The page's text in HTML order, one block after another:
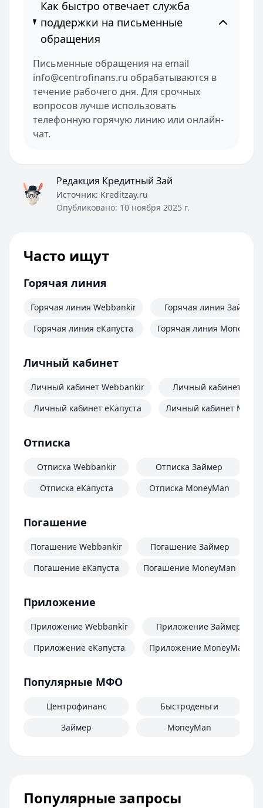
Как быстро отвечает служба
поддержки на письменные
обращения
Письменные обращения на email
info@centrofinans.ru обрабатываются в
течение рабочего дня. Для срочных
вопросов лучше использовать
телефонную горячую линию или онлайн-
чат.
Редакция Кредитный Зай
Источник: Kreditzay.ru
Опубликовано: 10 ноября 2025 г.
Часто ищут
Горячая линия
Горячая линия Webbankir
Горячая линия еКапуста
Горячая линия Займер
Горячая линия
Личный кабинет
Личный кабинет Webbankir
Личный кабинет еКапуста
Личный кабинет
Личный кабинет
Отписка
Отписка Webbankir
Отписка еКапуста
Отписка Займер
Отписка MoneyMan
Погашение
Погашение Webbankir
Погашение еКапуста
Погашение Займер
Погашение MoneyMan
Приложение
Приложение Webbankir
Приложение еКапуста
Приложение Займер
Приложение MoneyMan
Популярные МФО
Центрофинанс
Займер
Быстроденьги
MoneyMan
Популярные запросы